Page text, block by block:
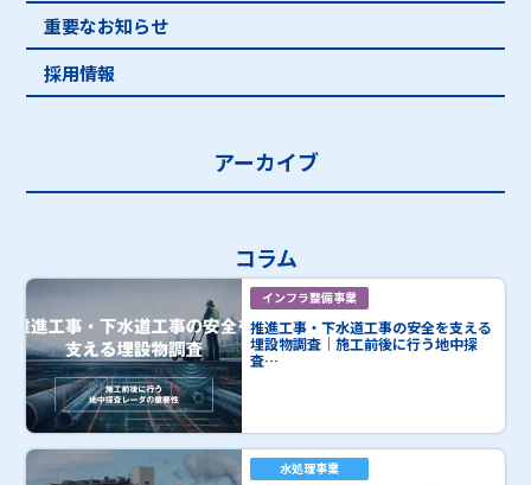
重要なお知らせ
採用情報
アーカイブ
コラム
インフラ整備事業
推進工事・下水道工事の安全を支える
埋設物調査｜施工前後に行う地中探
査…
水処理事業